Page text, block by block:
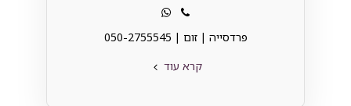
פרדסייה | זום | 050-2755545
קרא עוד